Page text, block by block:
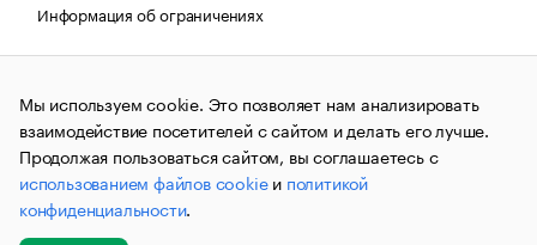
Информация об ограничениях
Правовая информация
О соблюдении авторских прав
© АО «РОСБИЗНЕСКОНСАЛТИНГ»,1995–2026.Сообщения
и материалы информационного агентства «РБК»
(зарегистрировано Федеральной службой по надзору в сфере
связи, информационных технологий и массовых
коммуникаций (Роскомнадзор) 09.12.2015 за номером ИА
№ФС77-63848) сопровождаются пометкой «РБК». Отдельные
публикации могут содержать информацию,
не предназначенную для пользователей
Мы используем cookie. Это позволяет нам анализировать
взаимодействие посетителей с сайтом и делать его лучше.
Продолжая пользоваться сайтом, вы соглашаетесь с
использованием файлов cookieи политикой
конфиденциальности.